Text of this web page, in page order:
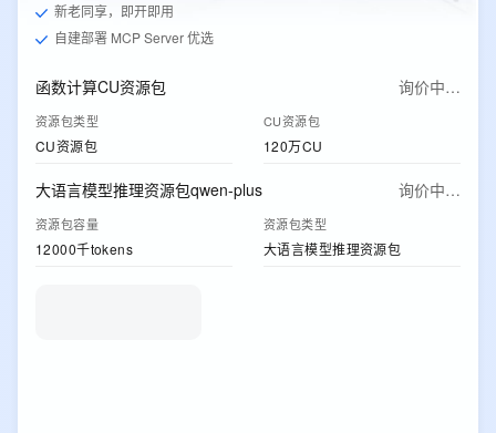
新老同享，即开即用
自建部署 MCP Server 优选
函数计算CU资源包 询价中…
资源包类型
CU资源包
CU资源包
120万CU
大语言模型推理资源包qwen-plus 询价中…
资源包容量
12000千tokens
资源包类型
大语言模型推理资源包